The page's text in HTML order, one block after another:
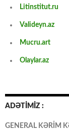
Litinstitut.ru
Valideyn.az
Mucru.art
Olaylar.az
ADƏTİMİZ :
GENERAL KƏRİM